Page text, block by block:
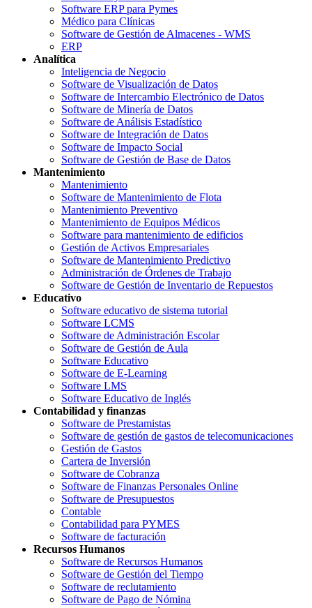
Software ERP para Pymes
Médico para Clínicas
Software de Gestión de Almacenes - WMS
ERP
Analítica
Inteligencia de Negocio
Software de Visualización de Datos
Software de Intercambio Electrónico de Datos
Software de Minería de Datos
Software de Análisis Estadístico
Software de Integración de Datos
Software de Impacto Social
Software de Gestión de Base de Datos
Mantenimiento
Mantenimiento
Software de Mantenimiento de Flota
Mantenimiento Preventivo
Mantenimiento de Equipos Médicos
Software para mantenimiento de edificios
Gestión de Activos Empresariales
Software de Mantenimiento Predictivo
Administración de Órdenes de Trabajo
Software de Gestión de Inventario de Repuestos
Educativo
Software educativo de sistema tutorial
Software LCMS
Software de Administración Escolar
Software de Gestión de Aula
Software Educativo
Software de E-Learning
Software LMS
Software Educativo de Inglés
Contabilidad y finanzas
Software de Prestamistas
Software de gestión de gastos de telecomunicaciones
Gestión de Gastos
Cartera de Inversión
Software de Cobranza
Software de Finanzas Personales Online
Software de Presupuestos
Contable
Contabilidad para PYMES
Software de facturación
Recursos Humanos
Software de Recursos Humanos
Software de Gestión del Tiempo
Software de reclutamiento
Software de Pago de Nómina